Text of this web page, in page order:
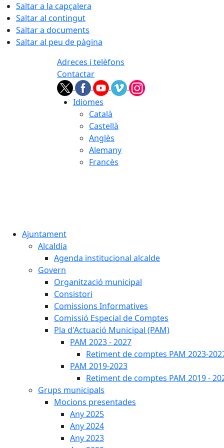
Saltar a la capçalera
Saltar al contingut
Saltar a documents
Saltar al peu de pàgina
Adreces i telèfons
Contactar
Idiomes
Català
Castellà
Anglès
Alemany
Francès
Ajuntament
Alcaldia
Agenda institucional alcalde
Govern
Organització municipal
Consistori
Comissions Informatives
Comissió Especial de Comptes
Pla d'Actuació Municipal (PAM)
PAM 2023 - 2027
Retiment de comptes PAM 2023-
PAM 2019-2023
Retiment de comptes PAM 2019 -
Grups municipals
Mocions presentades
Any 2025
Any 2024
Any 2023